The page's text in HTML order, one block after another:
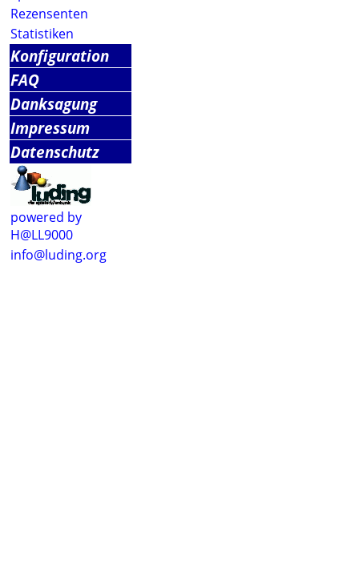
Rezensenten
Statistiken
Konfiguration
FAQ
Danksagung
Impressum
Datenschutz
powered by
H@LL9000
info@luding.org